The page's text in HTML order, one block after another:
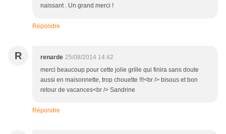
naissant . Un grand merci !
Répondre
R renarde 25/08/2014 14:42
merci beaucoup pour cette jolie grille qui finira sans doute
aussi en maisonnette, trop chouette !!!<br /> bisous et bon
retour de vacances<br /> Sandrine
Répondre